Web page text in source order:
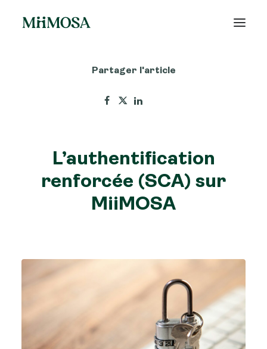
Découvrir MiiMOSA
Partager l'article
L’authentification
renforcée (SCA) sur
MiiMOSA